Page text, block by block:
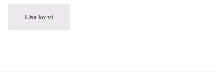
Lisa korvi